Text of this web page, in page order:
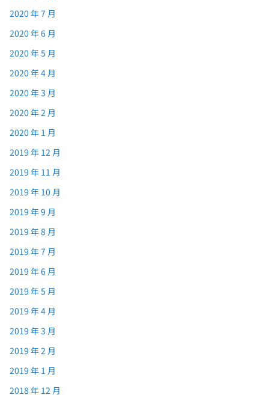
2020 年 7 月
2020 年 6 月
2020 年 5 月
2020 年 4 月
2020 年 3 月
2020 年 2 月
2020 年 1 月
2019 年 12 月
2019 年 11 月
2019 年 10 月
2019 年 9 月
2019 年 8 月
2019 年 7 月
2019 年 6 月
2019 年 5 月
2019 年 4 月
2019 年 3 月
2019 年 2 月
2019 年 1 月
2018 年 12 月